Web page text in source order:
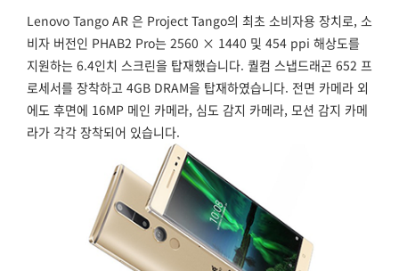
Lenovo Tango AR 은 Project Tango의 최초 소비자용 장치로, 소
비자 버전인 PHAB2 Pro는 2560 × 1440 및 454 ppi 해상도를
지원하는 6.4인치 스크린을 탑재했습니다. 퀄컴 스냅드래곤 652 프
로세서를 장착하고 4GB DRAM을 탑재하였습니다. 전면 카메라 외
에도 후면에 16MP 메인 카메라, 심도 감지 카메라, 모션 감지 카메
라가 각각 장착되어 있습니다.